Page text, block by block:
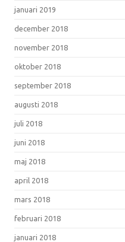
januari 2019
december 2018
november 2018
oktober 2018
september 2018
augusti 2018
juli 2018
juni 2018
maj 2018
april 2018
mars 2018
februari 2018
januari 2018